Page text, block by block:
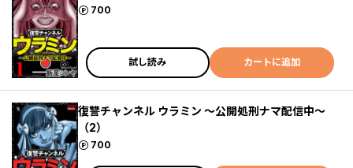
700
ポイント
試し読み カートに追加
復讐チャンネル ウラミン ～公開処刑ナマ配信中～
（2）
700
ポイント